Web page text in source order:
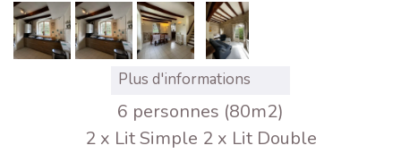
Plus d'informations
6 personnes (80m2)
2 x Lit Simple 2 x Lit Double